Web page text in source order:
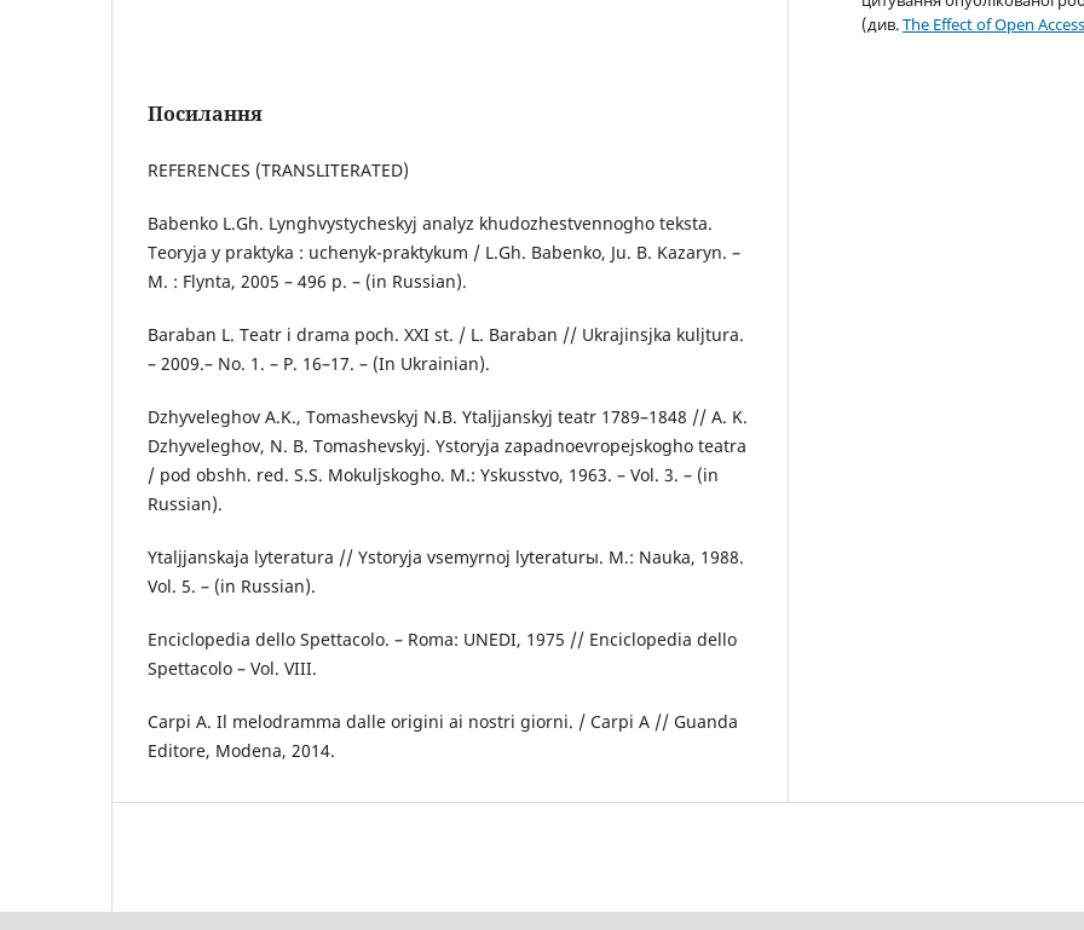
Посилання
REFERENCES (TRANSLITERATED)
Babenko L.Gh. Lynghvystycheskyj analyz khudozhestvennogho teksta.
Teoryja y praktyka : uchenyk-praktykum / L.Gh. Babenko, Ju. B. Kazaryn. –
M. : Flynta, 2005 – 496 p. – (in Russian).
Baraban L. Teatr i drama poch. XXI st. / L. Baraban // Ukrajinsjka kuljtura.
– 2009.– No. 1. – P. 16–17. – (In Ukrainian).
Dzhyveleghov A.K., Tomashevskyj N.B. Ytaljjanskyj teatr 1789–1848 // A. K.
Dzhyveleghov, N. B. Tomashevskyj. Ystoryja zapadnoevropejskogho teatra
/ pod obshh. red. S.S. Mokuljskogho. M.: Yskusstvo, 1963. – Vol. 3. – (in
Russian).
Ytaljjanskaja lyteratura // Ystoryja vsemyrnoj lyteraturы. M.: Nauka, 1988.
Vol. 5. – (in Russian).
Enciclopedia dello Spettacolo. – Roma: UNEDI, 1975 // Enciclopedia dello
Spettacolo – Vol. VIII.
Carpi A. Il melodramma dalle origini ai nostri giorni. / Carpi A // Guanda
Editore, Modena, 2014.
(див.The Effect of Open Access